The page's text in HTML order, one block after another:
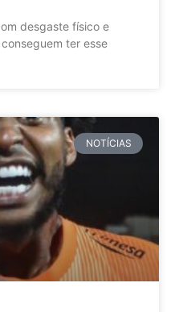
desgaste físico e
ter esse
NOTÍCIAS